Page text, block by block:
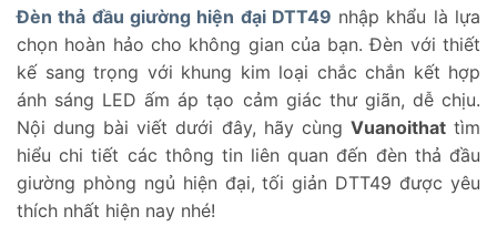
Đèn thả đầu giường hiện đại DTT49 nhập khẩu là lựa
chọn hoàn hảo cho không gian của bạn. Đèn với thiết
kế sang trọng với khung kim loại chắc chắn kết hợp
ánh sáng LED ấm áp tạo cảm giác thư giãn, dễ chịu.
Nội dung bài viết dưới đây, hãy cùng Vuanoithattìm
hiểu chi tiết các thông tin liên quan đến đèn thả đầu
giường phòng ngủ hiện đại, tối giản DTT49 được yêu
thích nhất hiện nay nhé!